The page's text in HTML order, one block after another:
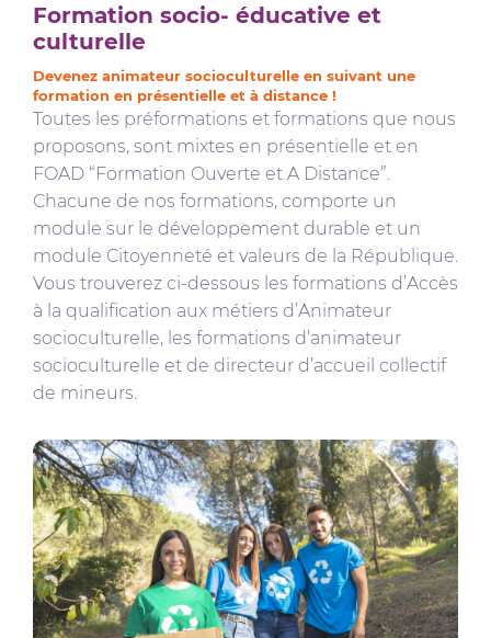
Formation socio- éducative et
culturelle
Devenez animateur socioculturelle en suivant une
formation en présentielle et à distance !
Toutes les préformations et formations que nous
proposons, sont mixtes en présentielle et en
FOAD “Formation Ouverte et A Distance”.
Chacune de nos formations, comporte un
module sur le développement durable et un
module Citoyenneté et valeurs de la République.
Vous trouverez ci-dessous les formations d’Accès
à la qualification aux métiers d’Animateur
socioculturelle, les formations d’animateur
socioculturelle et de directeur d’accueil collectif
de mineurs.